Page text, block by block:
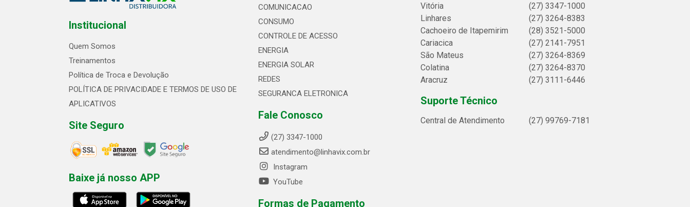
Institucional
Quem Somos
Treinamentos
Política de Troca e Devolução
POLÍTICA DE PRIVACIDADE E TERMOS DE USO DE
APLICATIVOS
Site Seguro
Baixe já nosso APP
COMUNICACAO
CONSUMO
CONTROLE DE ACESSO
ENERGIA
ENERGIA SOLAR
REDES
SEGURANCA ELETRONICA
Fale Conosco
(27) 3347-1000
atendimento@linhavix.com.br
Instagram
YouTube
Formas de Pagamento
Vitória
(27) 3347-1000
Linhares
(27) 3264-8383
Cachoeiro de Itapemirim
(28) 3521-5000
Cariacica
(27) 2141-7951
São Mateus
(27) 3264-8369
Colatina
(27) 3264-8370
Aracruz
(27) 3111-6446
Suporte Técnico
Central de Atendimento (27) 99769-7181